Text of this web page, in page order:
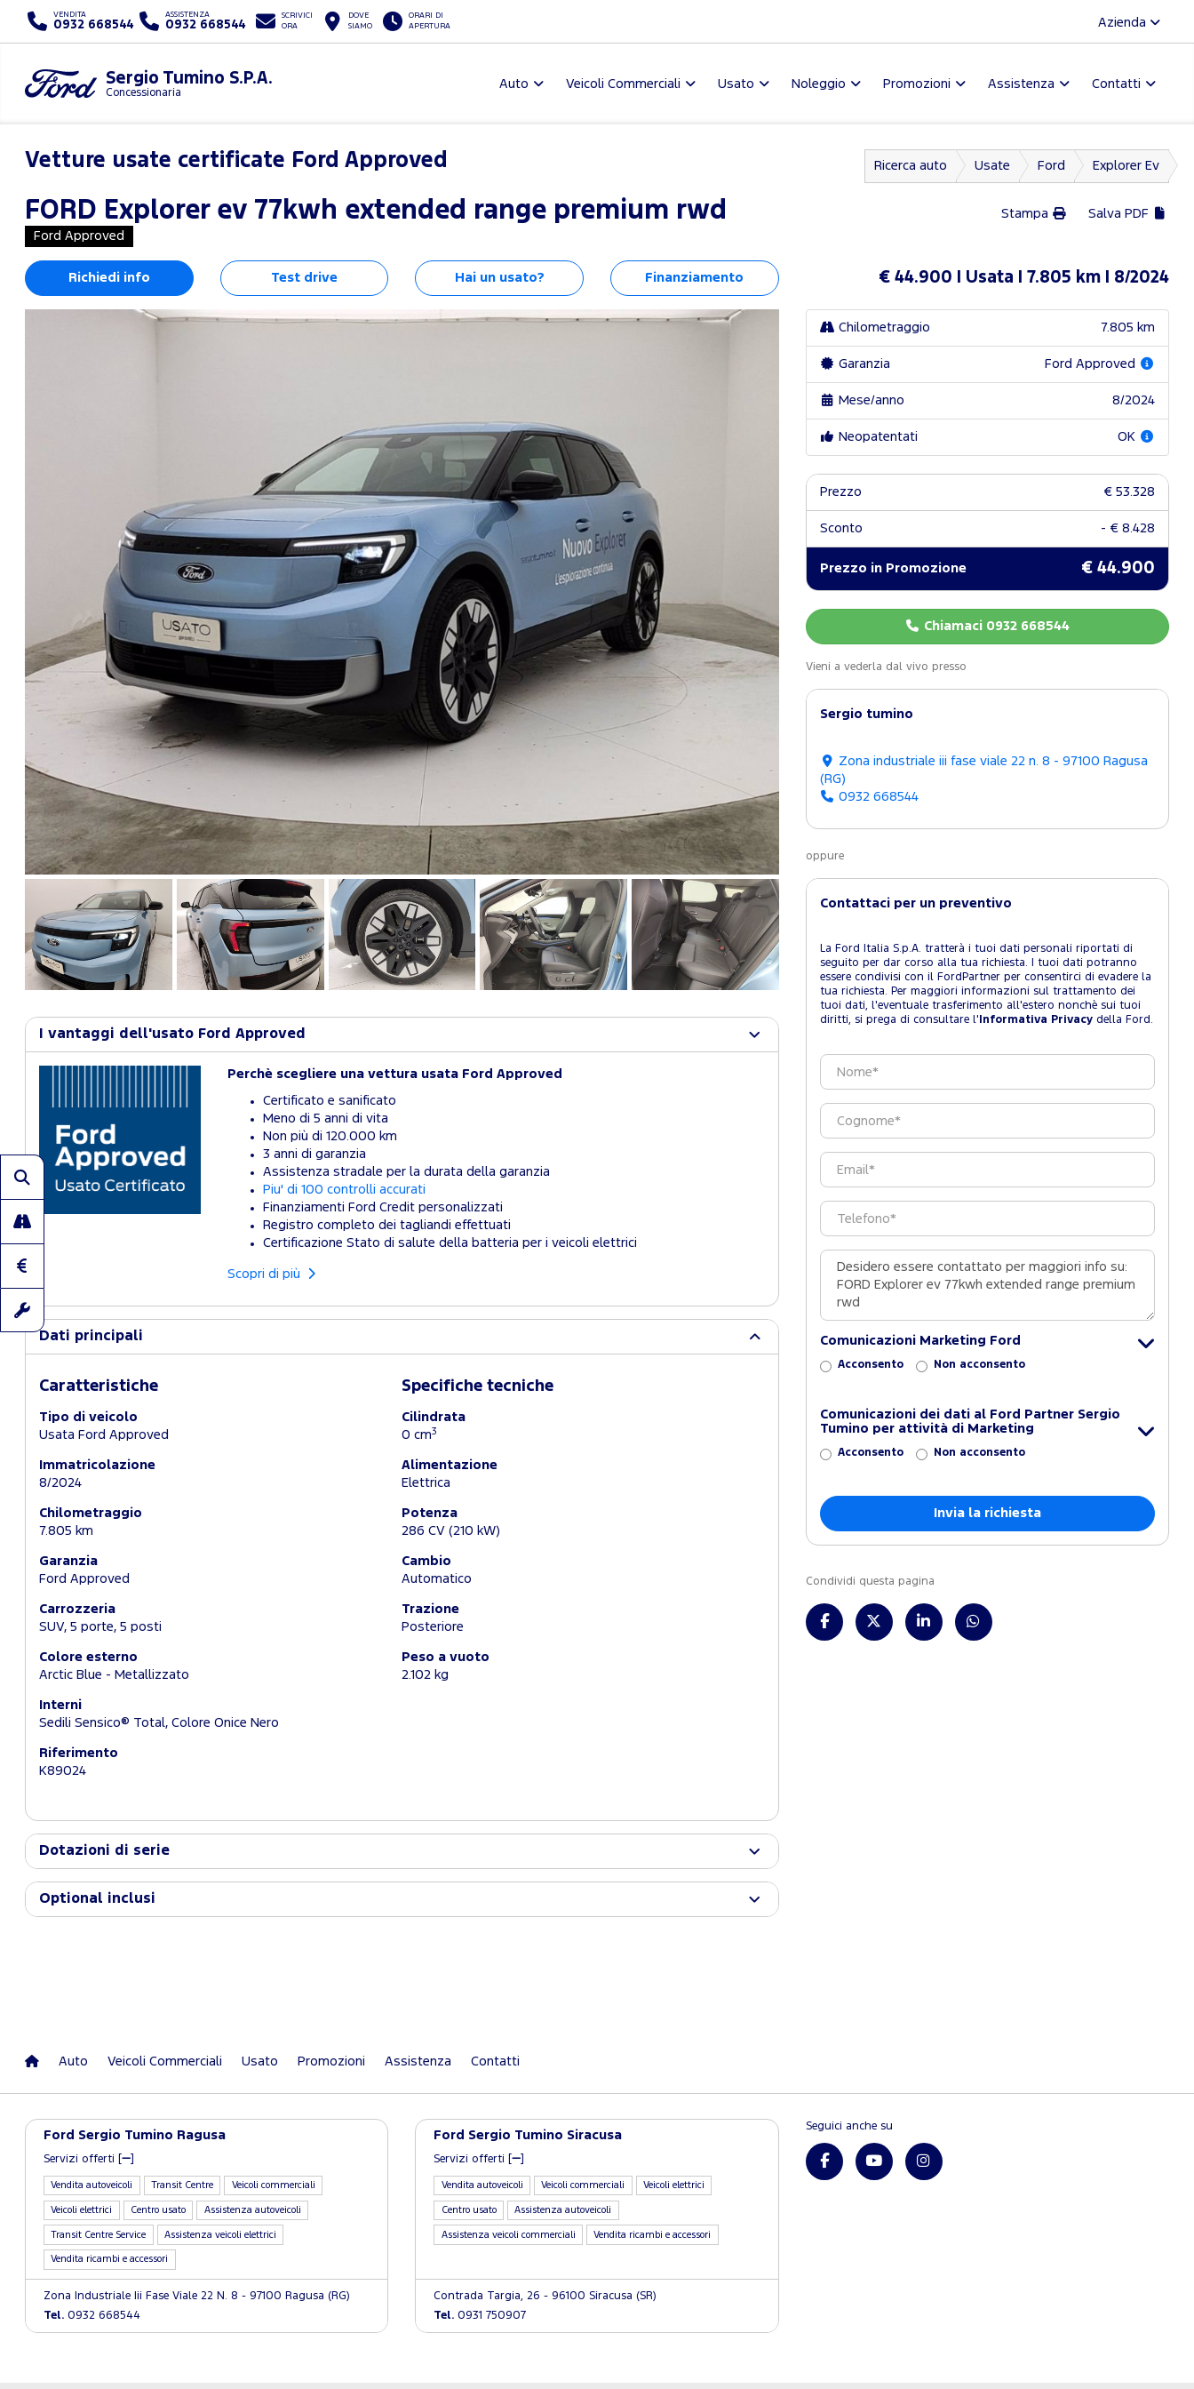
VENDITA
0932 668544
ASSISTENZA
0932 668544
SCRIVICI
ORA
DOVE
SIAMO
ORARI DI
APERTURA
Azienda
Sergio Tumino S.P.A.
Concessionaria
Auto Veicoli Commerciali Usato Noleggio Promozioni Assistenza Contatti
Vetture usate certificate Ford Approved Ricerca auto Usate Ford Explorer Ev
FORD Explorer ev 77kwh extended range premium rwd
Ford Approved
Stampa Salva PDF
Richiedi info Test drive Hai un usato? Finanziamento € 44.900 Usata 7.805 km 8/2024
I vantaggi dell'usato Ford Approved
Perchè scegliere una vettura usata Ford Approved
Certificato e sanificato
Meno di 5 anni di vita
Non più di 120.000 km
3 anni di garanzia
Assistenza stradale per la durata della garanzia
Piu' di 100 controlli accurati
Finanziamenti Ford Credit personalizzati
Registro completo dei tagliandi effettuati
Certificazione Stato di salute della batteria per i veicoli elettrici
Scopri di più
Dati principali
Caratteristiche
Tipo di veicolo
Usata Ford Approved
Immatricolazione
8/2024
Chilometraggio
7.805 km
Garanzia
Ford Approved
Carrozzeria
SUV, 5 porte, 5 posti
Colore esterno
Arctic Blue - Metallizzato
Interni
Sedili Sensico® Total, Colore Onice Nero
Riferimento
K89024
Specifiche tecniche
Cilindrata
0 cm3
Alimentazione
Elettrica
Potenza
286 CV (210 kW)
Cambio
Automatico
Trazione
Posteriore
Peso a vuoto
2.102 kg
Dotazioni di serie
Optional inclusi
Chilometraggio 7.805 km
Garanzia Ford Approved
Mese/anno 8/2024
Neopatentati OK
Prezzo € 53.328
Sconto - € 8.428
Prezzo in Promozione € 44.900
Chiamaci 0932 668544
Vieni a vederla dal vivo presso
Sergio tumino
Zona industriale iii fase viale 22 n. 8 - 97100 Ragusa
(RG)
0932 668544
oppure
Contattaci per un preventivo
La Ford Italia S.p.A. tratterà i tuoi dati personali riportati di
seguito per dar corso alla tua richiesta. I tuoi dati potranno
essere condivisi con il FordPartner per consentirci di evadere la
tua richiesta. Per maggiori informazioni sul trattamento dei
tuoi dati, l'eventuale trasferimento all'estero nonchè sui tuoi
diritti, si prega di consultare l' Informativa Privacydella Ford.
Comunicazioni Marketing Ford
Acconsento Non acconsento
Comunicazioni dei dati al Ford Partner Sergio
Tumino per attività di Marketing
Acconsento Non acconsento
Condividi questa pagina
Auto Veicoli Commerciali Usato Promozioni Assistenza Contatti
Ford Sergio Tumino Ragusa
Servizi offerti [
Vendita autoveicoli Transit Centre Veicoli commerciali
Veicoli elettrici Centro usato Assistenza autoveicoli
Transit Centre Service Assistenza veicoli elettrici
Vendita ricambi e accessori
Zona Industriale Iii Fase Viale 22 N. 8 - 97100 Ragusa (RG)
Tel. 0932 668544
Ford Sergio Tumino Siracusa
Servizi offerti [
Vendita autoveicoli Veicoli commerciali Veicoli elettrici
Centro usato Assistenza autoveicoli
Assistenza veicoli commerciali Vendita ricambi e accessori
Contrada Targia, 26 - 96100 Siracusa (SR)
Tel. 0931 750907
Seguici anche su